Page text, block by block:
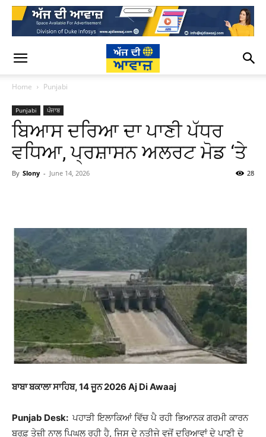
Home Punjabi
Punjabi ਪੰਜਾਬ
ਬਿਆਸ ਦਰਿਆ ਦਾ ਪਾਣੀ ਪੱਧਰ
ਵਧਿਆ, ਪ੍ਰਸ਼ਾਸਨ ਅਲਰਟ ਮੋਡ ‘ਤੇ
By Slony - June 14, 2026 28
ਬਾਬਾ ਬਕਾਲਾ ਸਾਹਿਬ, 14 ਜੂਨ 2026 Aj Di Awaaj
Punjab Desk: ਪਹਾੜੀ ਇਲਾਕਿਆਂ ਵਿੱਚ ਪੈ ਰਹੀ ਭਿਆਨਕ ਗਰਮੀ ਕਾਰਨ
ਬਰਫ਼ ਤੇਜ਼ੀ ਨਾਲ ਪਿਘਲ ਰਹੀ ਹੈ, ਜਿਸ ਦੇ ਨਤੀਜੇ ਵਜੋਂ ਦਰਿਆਵਾਂ ਦੇ ਪਾਣੀ ਦੇ